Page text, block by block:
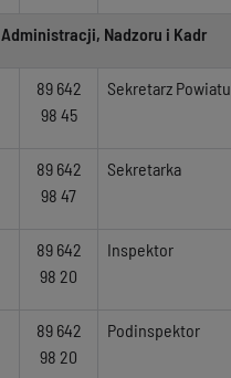
Administracji, Nadzoru i Kadr
89 642
98 45
Sekretarz Powiatu
89 642
98 47
Sekretarka
89 642
98 20
Inspektor
89 642
98 20
Podinspektor